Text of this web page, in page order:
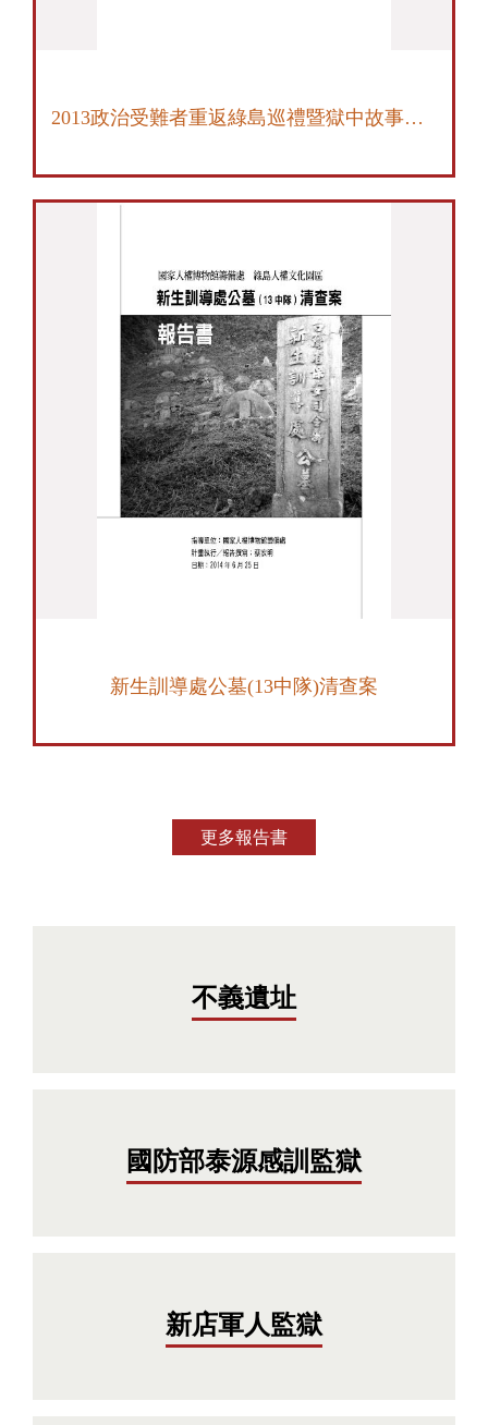
2013政治受難者重返綠島巡禮暨獄中故事採集計畫 結案報告書
新生訓導處公墓(13中隊)清查案
更多報告書
不義遺址
國防部泰源感訓監獄
新店軍人監獄